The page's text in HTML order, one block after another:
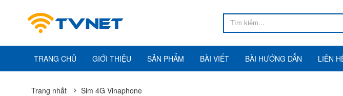
TRANG CHỦ GIỚI THIỆU SẢN PHẨM BÀI VIẾT BÀI HƯỚNG DẪN LIÊN
Trang nhất Sim 4G Vinaphone